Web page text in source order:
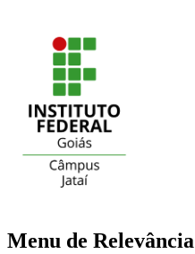
Menu de Relevância